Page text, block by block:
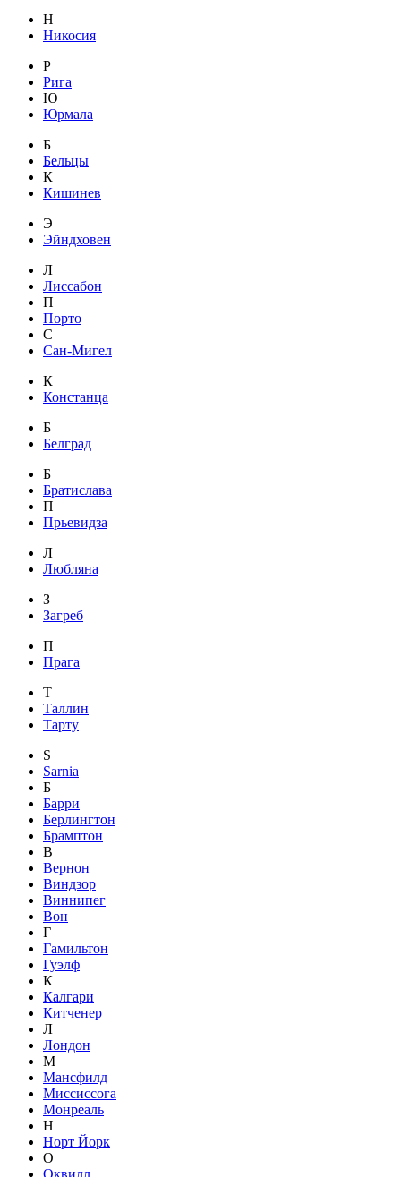
Н
Никосия
Р
Рига
Ю
Юрмала
Б
Бельцы
К
Кишинев
Э
Эйндховен
Л
Лиссабон
П
Порто
С
Сан-Мигел
К
Констанца
Б
Белград
Б
Братислава
П
Прьевидза
Л
Любляна
З
Загреб
П
Прага
Т
Таллин
Тарту
S
Sarnia
Б
Барри
Берлингтон
Брамптон
В
Вернон
Виндзор
Виннипег
Вон
Г
Гамильтон
Гуэлф
К
Калгари
Китченер
Л
Лондон
М
Мансфилд
Миссиссога
Монреаль
Н
Норт Йорк
О
Оквилл